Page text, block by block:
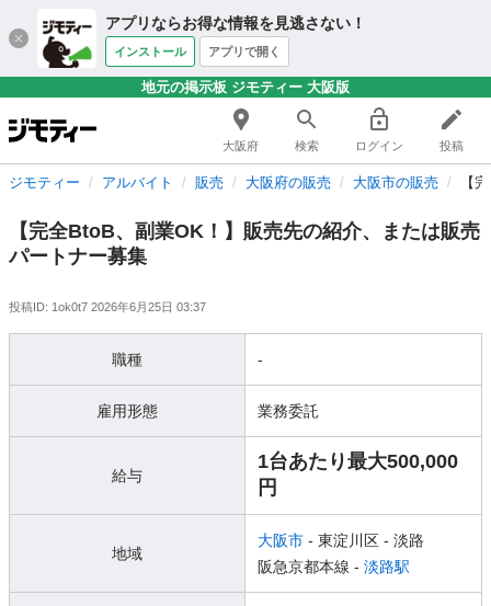
アプリならお得な情報を見逃さない！
インストール アプリで開く
地元の掲示板 ジモティー 大阪版
大阪府 検索 ログイン 投稿
ジモティー アルバイト 販売 大阪府の販売 大阪市の販売 【
【完全BtoB、副業OK！】販売先の紹介、または販売
パートナー募集
投稿ID: 1ok0t7 2026年6月25日 03:37
職種 -
雇用形態 業務委託
給与
1台あたり最大500,000
円
地域
大阪市 - 東淀川区 - 淡路
阪急京都本線 - 淡路駅